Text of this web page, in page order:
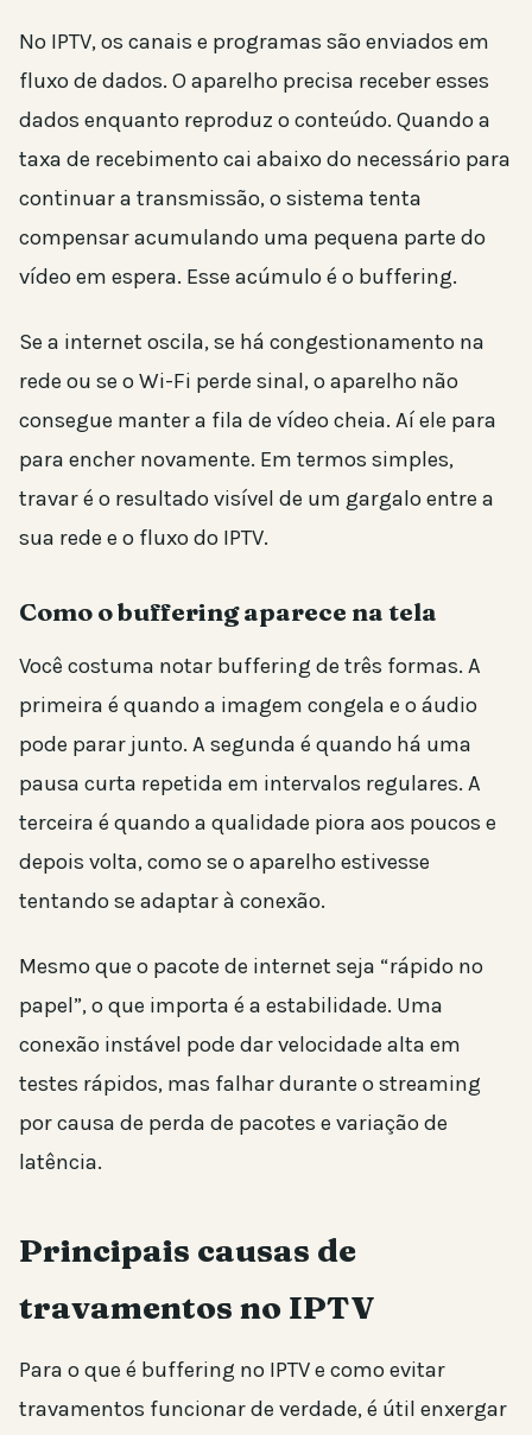
No IPTV, os canais e programas são enviados em
fluxo de dados. O aparelho precisa receber esses
dados enquanto reproduz o conteúdo. Quando a
taxa de recebimento cai abaixo do necessário para
continuar a transmissão, o sistema tenta
compensar acumulando uma pequena parte do
vídeo em espera. Esse acúmulo é o buffering.
Se a internet oscila, se há congestionamento na
rede ou se o Wi-Fi perde sinal, o aparelho não
consegue manter a fila de vídeo cheia. Aí ele para
para encher novamente. Em termos simples,
travar é o resultado visível de um gargalo entre a
sua rede e o fluxo do IPTV.
Como o buffering aparece na tela
Você costuma notar buffering de três formas. A
primeira é quando a imagem congela e o áudio
pode parar junto. A segunda é quando há uma
pausa curta repetida em intervalos regulares. A
terceira é quando a qualidade piora aos poucos e
depois volta, como se o aparelho estivesse
tentando se adaptar à conexão.
Mesmo que o pacote de internet seja “rápido no
papel”, o que importa é a estabilidade. Uma
conexão instável pode dar velocidade alta em
testes rápidos, mas falhar durante o streaming
por causa de perda de pacotes e variação de
latência.
Principais causas de
travamentos no IPTV
Para o que é buffering no IPTV e como evitar
travamentos funcionar de verdade, é útil enxergar